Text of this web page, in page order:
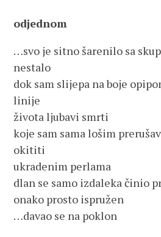
odjednom
…svo je sitno šarenilo sa
nestalo
dok sam slijepa na boje
linije
života ljubavi smrti
koje sam sama lošim
okititi
ukradenim perlama
dlan se samo izdaleka činio
onako prosto ispružen
…davao se na poklon